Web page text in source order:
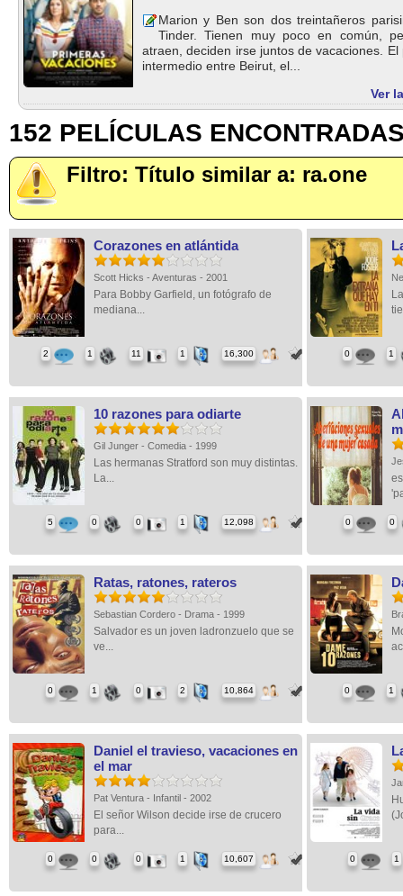
Marion y Ben son dos treintañeros
Tinder. Tienen muy poco en común,
atraen, deciden irse juntos de vacaciones.
intermedio entre Beirut, el...
Ver
152 PELÍCULAS
Filtro: Título similar a: ra.one
Corazones en atlántida
Scott Hicks - Aventuras - 2001
Para Bobby Garfield, un fotógrafo de
mediana...
2 1 11 1 16,300 0 1
10 razones para odiarte
Gil Junger - Comedia - 1999
Las hermanas Stratford son muy distintas.
La...
5 0 0 1 12,098 0 0
Ratas, ratones, rateros
Sebastian Cordero - Drama - 1999
Salvador es un joven ladronzuelo que se
ve...
0 1 0 2 10,864 0 1
Daniel el travieso, vacaciones en
el mar
Pat Ventura - Infantil - 2002
El señor Wilson decide irse de crucero
para...
0 0 0 1 10,607 0 1